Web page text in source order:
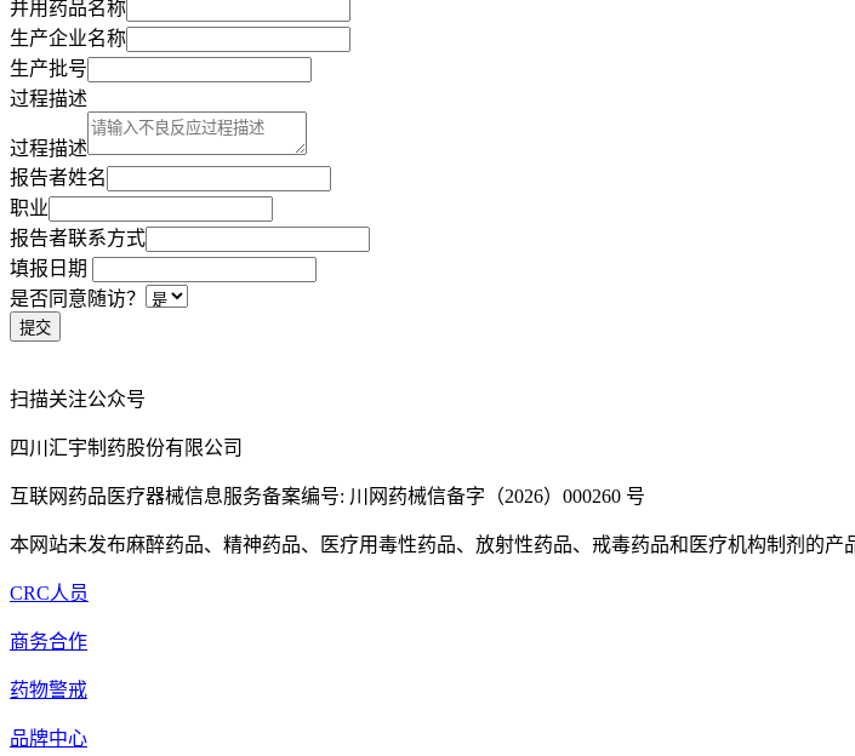
并用药品名称
生产企业名称
生产批号
过程描述
过程描述
报告者姓名
职业
报告者联系方式
填报日期
是否同意随访？
扫描关注公众号
四川汇宇制药股份有限公司
互联网药品医疗器械信息服务备案编号: 川网药械信备字（2026）000260 号
本网站未发布麻醉药品、精神药品、医疗用毒性药品、放射性药品、戒毒药品和医疗机构制剂的产
CRC人员
商务合作
药物警戒
品牌中心